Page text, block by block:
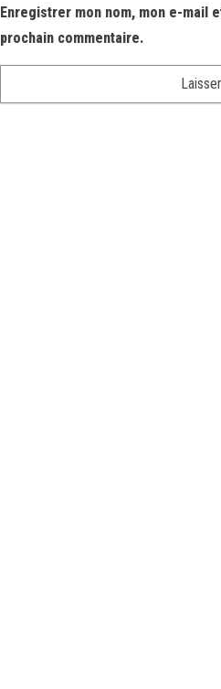
Enregistrer mon nom, mon e-mail
prochain commentaire.